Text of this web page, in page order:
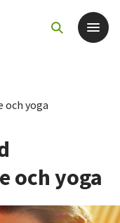
och yoga
och yoga